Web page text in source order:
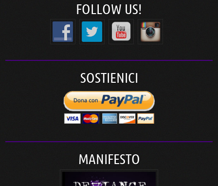
FOLLOW US!
SOSTIENICI
MANIFESTO